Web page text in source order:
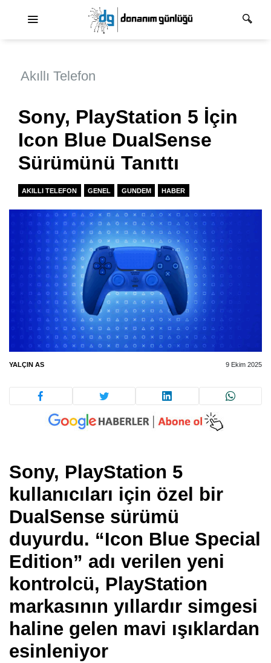
Akıllı Telefon
Sony, PlayStation 5 İçin
Icon Blue DualSense
Sürümünü Tanıttı
AKILLI TELEFON GENEL GUNDEM HABER
YALÇIN AS 9 Ekim 2025
Sony, PlayStation 5
kullanıcıları için özel bir
DualSense sürümü
duyurdu. “Icon Blue Special
Edition” adı verilen yeni
kontrolcü, PlayStation
markasının yıllardır simgesi
haline gelen mavi ışıklardan
esinleniyor